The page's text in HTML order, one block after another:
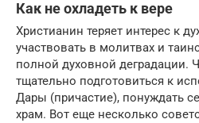
Как не охладеть к вере
Христианин теряет интерес к
участвовать в молитвах и
полной духовной деградации.
тщательно подготовиться к
Дары (причастие), понуждать
храм. Вот еще несколько